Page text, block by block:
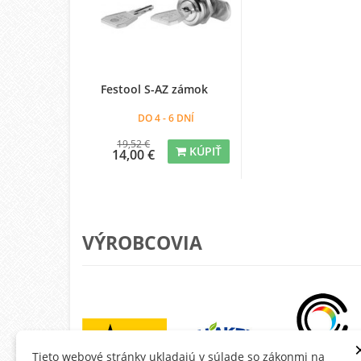
Festool S-AZ zámok
DO 4 - 6 DNÍ
19,52 €
14,00 € KÚPIŤ
VÝROBCOVIA
Tieto webové stránky ukladajú v súlade so zákonmi na